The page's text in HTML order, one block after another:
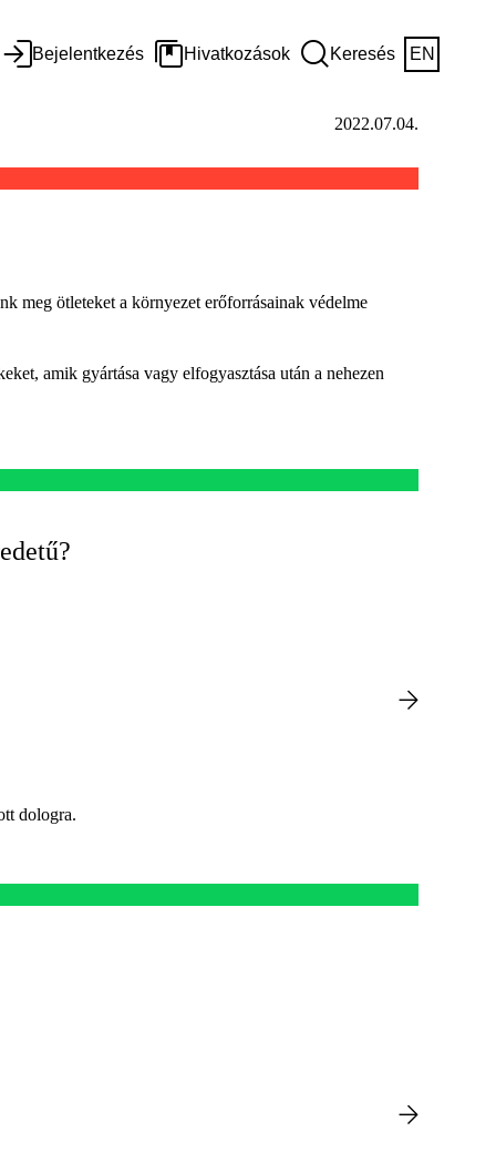
Bejelentkezés Hivatkozások Keresés EN
2022.07.04.
meg ötleteket a környezet erőforrásainak védelme
amik gyártása vagy elfogyasztása után a nehezen
dologra.